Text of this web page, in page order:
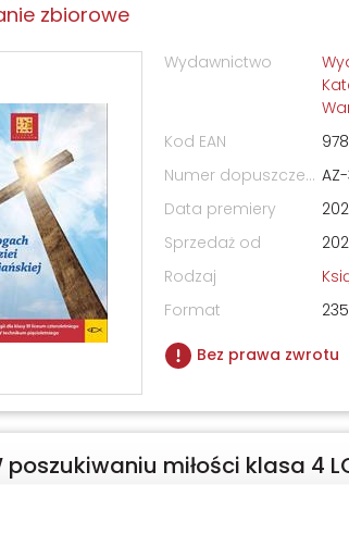
zbiorowe
Wydawnictwo
Kod EAN
Numer dopuszczenia
Data premiery
Sprzedaż od
Rodzaj
Format
Bez prawa zwrotu
poszukiwaniu miłości klasa 4